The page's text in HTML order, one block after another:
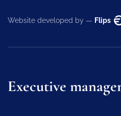
Website developed by — Flips
Executive